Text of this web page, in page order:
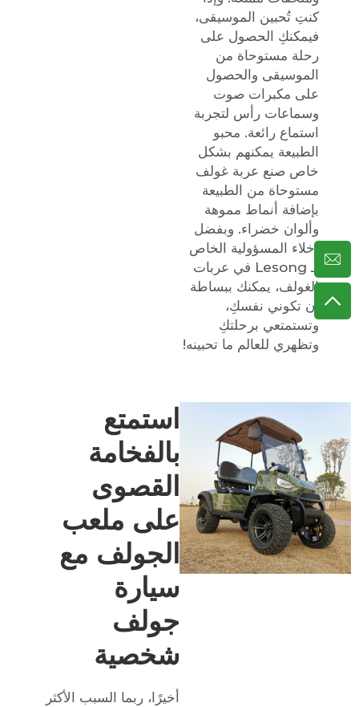
كنتِ تُحبين الموسيقى،
فيمكنكِ الحصول على
رحلة مستوحاة من
الموسيقى والحصول
على مكبرات صوت
وسماعات رأس لتجربة
استماع رائعة. محبو
الطبيعة يمكنهم بشكل
خاص صنع عربة غولف
مستوحاة من الطبيعة
بإضافة أنماط مموهة
وألوان خضراء. وبفضل
إخلاء المسؤولية الخاص
بـ Lesong في عربات
الغولف، يمكنك ببساطة
أن تكوني نفسكِ،
وتستمتعي برحلتكِ
وتظهري للعالم ما تحبينه!
استمتع
بالفخامة
القصوى
على ملعب
الجولف مع
سيارة
جولف
شخصية
أخيرًا، ربما السبب الأكثر